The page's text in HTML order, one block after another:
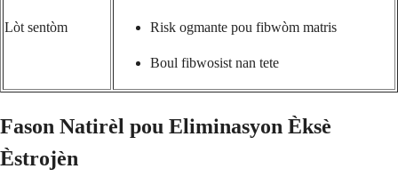
Lòt sentòm Risk ogmante pou fibwòm matris
Boul fibwosist nan tete
Fason Natirèl pou Eliminasyon Èksè
Èstrojèn